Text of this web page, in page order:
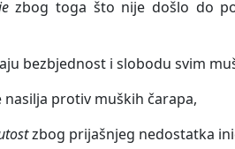
zbog toga što nije došlo do
bezbjednost i slobodu svim
nasilja protiv muških čarapa,
zbog prijašnjeg nedostatka